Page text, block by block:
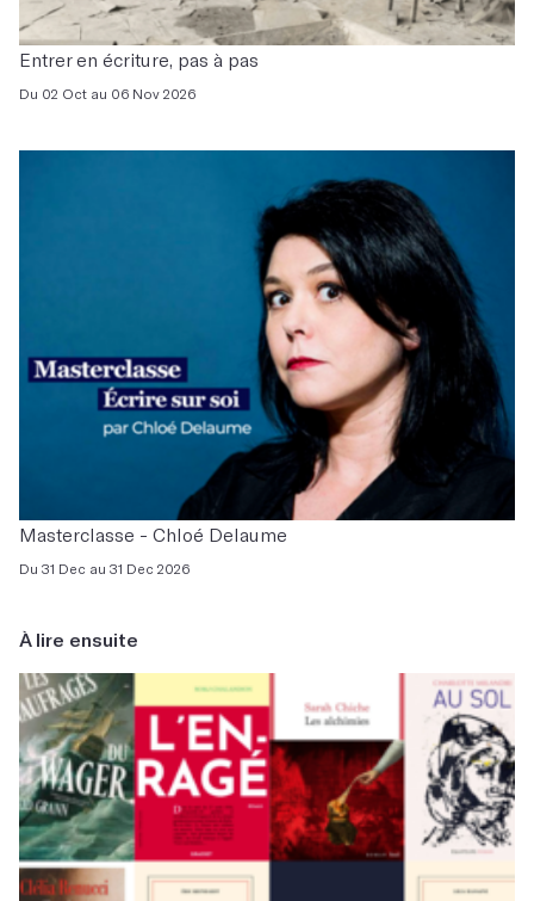
Entrer en écriture, pas à pas
Du 02 Oct au 06 Nov 2026
Masterclasse - Chloé Delaume
Du 31 Dec au 31 Dec 2026
À lire ensuite